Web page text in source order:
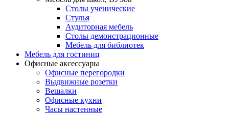
Столы ученические
Стулья
Аудиторная мебель
Столы демонстрационные
Мебель для библиотек
Мебель для гостиниц
Офисные аксессуары
Офисные перегородки
Выдвижные розетки
Вешалки
Офисные кухни
Часы настенные